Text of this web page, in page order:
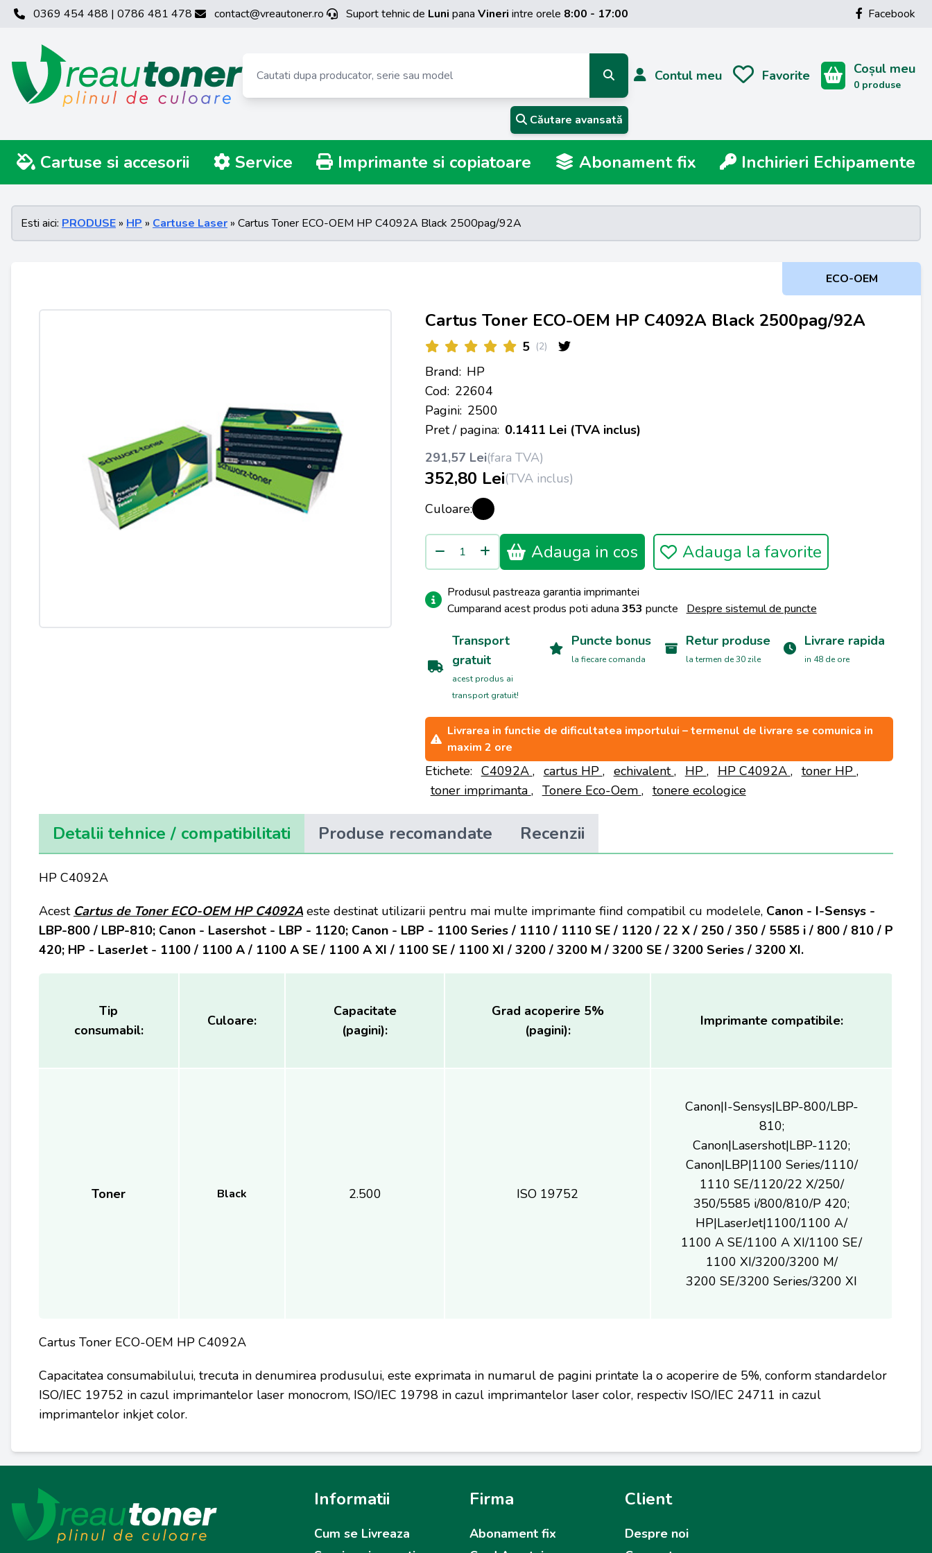
0369 454 488 | 0786 481 478 contact@vreautoner.ro Suport tehnic de Luni pana Vineri intre orele 8:00 - 17:00 Facebook
Căutare avansată
Contul meu Favorite Coșul meu
0 produse
Cartuse si accesorii Service Imprimante si copiatoare Abonament fix Inchirieri Echipamente
Esti aici: PRODUSE » HP » Cartuse Laser » Cartus Toner ECO-OEM HP C4092A Black 2500pag/92A
ECO-OEM
Cartus Toner ECO-OEM HP C4092A Black 2500pag/92A
5 (2)
Brand: HP
Cod: 22604
Pagini: 2500
Pret / pagina: 0.1411 Lei (TVA inclus)
291,57 Lei(fara TVA)
352,80 Lei(TVA inclus)
Culoare:
Adauga in cos Adauga la favorite
Produsul pastreaza garantia imprimantei
Cumparand acest produs poti aduna 353 puncte Despre sistemul de puncte
Transport
gratuit
acest produs ai
transport gratuit!
Puncte bonus
la fiecare comanda
Retur produse
la termen de 30 zile
Livrare rapida
in 48 de ore
Livrarea in functie de dificultatea importului – termenul de livrare se comunica in
maxim 2 ore
Etichete: C4092A , cartus HP , echivalent, HP , HP C4092A , toner HP ,
toner imprimanta , Tonere Eco-Oem , tonere ecologice
Detalii tehnice / compatibilitati Produse recomandate Recenzii
HP C4092A
Acest Cartus de TonerECO-OEM HP C4092A este destinat utilizarii pentru mai multe imprimante fiind compatibil cu modelele, Canon - I-Sensys -
LBP-800 / LBP-810; Canon - Lasershot - LBP - 1120; Canon - LBP - 1100 Series / 1110 / 1110 SE / 1120 / 22 X / 250 / 350 / 5585 i / 800 / 810 / P
420; HP - LaserJet - 1100 / 1100 A / 1100 A SE / 1100 A XI / 1100 SE / 1100 XI / 3200 / 3200 M / 3200 SE / 3200 Series / 3200 XI.
Tip
consumabil:
Culoare:
Capacitate
(pagini):
Grad acoperire 5%
(pagini):
Imprimante compatibile:
Toner Black 2.500 ISO 19752
Canon|I-Sensys|LBP-800/LBP-
810;
Canon|Lasershot|LBP-1120;
Canon|LBP|1100 Series/1110/
1110 SE/1120/22 X/250/
350/5585 i/800/810/P 420;
HP|LaserJet|1100/1100 A/
1100 A SE/1100 A XI/1100 SE/
1100 XI/3200/3200 M/
3200 SE/3200 Series/3200 XI
Cartus Toner ECO-OEM HP C4092A
Capacitatea consumabilului, trecuta in denumirea produsului, este exprimata in numarul de pagini printate la o acoperire de 5%, conform standardelor
ISO/IEC 19752 in cazul imprimantelor laser monocrom, ISO/IEC 19798 in cazul imprimantelor laser color, respectiv ISO/IEC 24711 in cazul
imprimantelor inkjet color.
Informatii
Cum se Livreaza
Firma
Abonament fix
Client
Despre noi